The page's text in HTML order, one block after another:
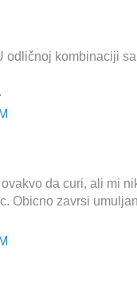
odličnoj kombinaciji
da curi, ali mi
Obicno zavrsi